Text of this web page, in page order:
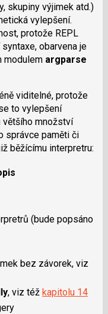
skupiny výjimek atd.)
vylepšení.
protože REPL
obarvena je
modulem argparse
viditelné, protože
to vylepšení
většího množství
správce paměti či
běžícímu interpretru:
(bude popsáno
bez závorek, viz
, viz též kapitolu 14